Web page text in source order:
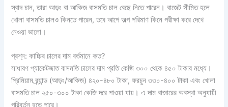
স্বাদ চান, তারা আড়ং বা আকিজ বাসমতি চাল বেছে নিতে পারেন। বাজেট সীমিত হলে
খোলা বাসমতি চালও কিনতে পারেন, তবে আগে অল্প পরিমাণ কিনে পরীক্ষা করে দেখে
নেওয়া ভালো।
প্রশ্ন: কাচ্চির চালের দাম বর্তমানে কত?
সাধারণ প্যাকেটজাত বাসমতি চালের দাম প্রতি কেজি ৩০০ থেকে ৪৫০ টাকার মধ্যে।
প্রিমিয়াম ব্র্যান্ড (আড়ং/আকিজ) ৪২০-৪৮০ টাকা, ফরচুন ৩৩০-৪০০ টাকা এবং খোলা
বাসমতি চাল ২৫০-৩০০ টাকা কেজি দরে পাওয়া যায়। এ দাম বাজারের অবস্থা অনুযায়ী
পরিবর্তন হতে পারে।